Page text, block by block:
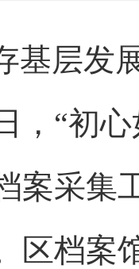
基层发
， “初
案采集
区档案